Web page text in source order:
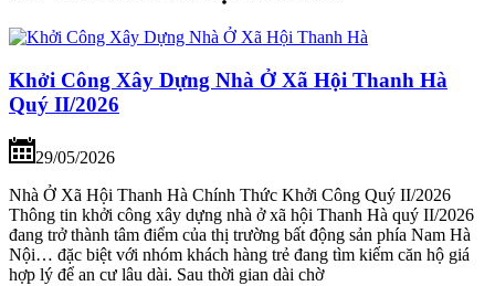
Khởi Công Xây Dựng Nhà Ở Xã Hội Thanh Hà
Quý II/2026
29/05/2026
Nhà Ở Xã Hội Thanh Hà Chính Thức Khởi Công Quý II/2026
Thông tin khởi công xây dựng nhà ở xã hội Thanh Hà quý II/2026
đang trở thành tâm điểm của thị trường bất động sản phía Nam Hà
Nội… đặc biệt với nhóm khách hàng trẻ đang tìm kiếm căn hộ giá
hợp lý để an cư lâu dài. Sau thời gian dài chờ